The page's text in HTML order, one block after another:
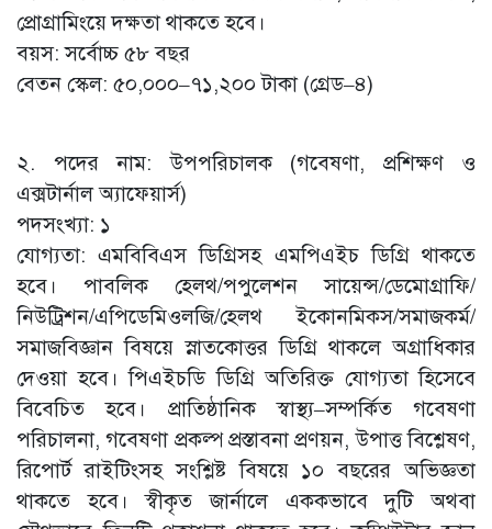
প্রোগ্রামিংয়ে দক্ষতা থাকতে হবে।
বয়স: সর্বোচ্চ ৫৮ বছর
বেতন স্কেল: ৫০,০০০–৭১,২০০ টাকা (গ্রেড–৪)
২. পদের নাম: উপপরিচালক (গবেষণা, প্রশিক্ষণ ও
এক্সটার্নাল অ্যাফেয়ার্স)
পদসংখ্যা: ১
যোগ্যতা: এমবিবিএস ডিগ্রিসহ এমপিএইচ ডিগ্রি থাকতে
হবে। পাবলিক হেলথ/পপুলেশন সায়েন্স/ডেমোগ্রাফি/
নিউট্রিশন/এপিডেমিওলজি/হেলথ ইকোনমিকস/সমাজকর্ম/
সমাজবিজ্ঞান বিষয়ে স্নাতকোত্তর ডিগ্রি থাকলে অগ্রাধিকার
দেওয়া হবে। পিএইচডি ডিগ্রি অতিরিক্ত যোগ্যতা হিসেবে
বিবেচিত হবে। প্রাতিষ্ঠানিক স্বাস্থ্য–সম্পর্কিত গবেষণা
পরিচালনা, গবেষণা প্রকল্প প্রস্তাবনা প্রণয়ন, উপাত্ত বিশ্লেষণ,
রিপোর্ট রাইটিংসহ সংশ্লিষ্ট বিষয়ে ১০ বছরের অভিজ্ঞতা
থাকতে হবে। স্বীকৃত জার্নালে এককভাবে দুটি অথবা